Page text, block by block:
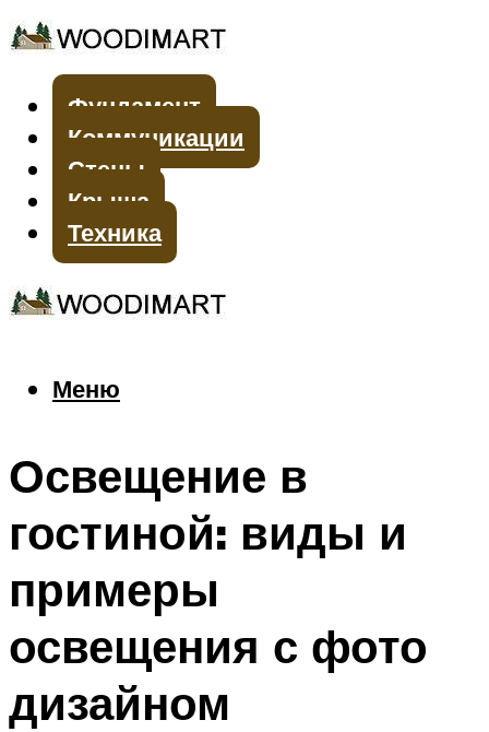
Фундамент
Коммуникации
Стены
Крыша
Техника
Меню
Меню
Освещение в
гостиной: виды и
примеры
освещения с фото
дизайном